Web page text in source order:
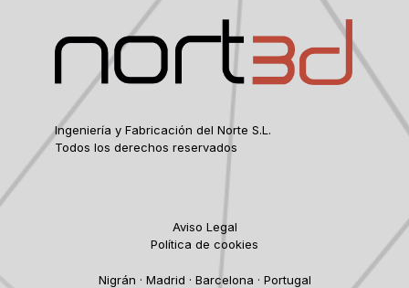
Ingeniería y Fabricación del Norte S.L.
Todos los derechos reservados
Aviso Legal
Política de cookies
Nigrán · Madrid · Barcelona · Portugal